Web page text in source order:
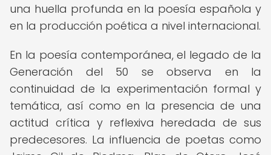
una huella profunda en la poesía española y
en la producción poética a nivel internacional.
En la poesía contemporánea, el legado de la
Generación del 50 se observa en la
continuidad de la experimentación formal y
temática, así como en la presencia de una
actitud crítica y reflexiva heredada de sus
predecesores. La influencia de poetas como